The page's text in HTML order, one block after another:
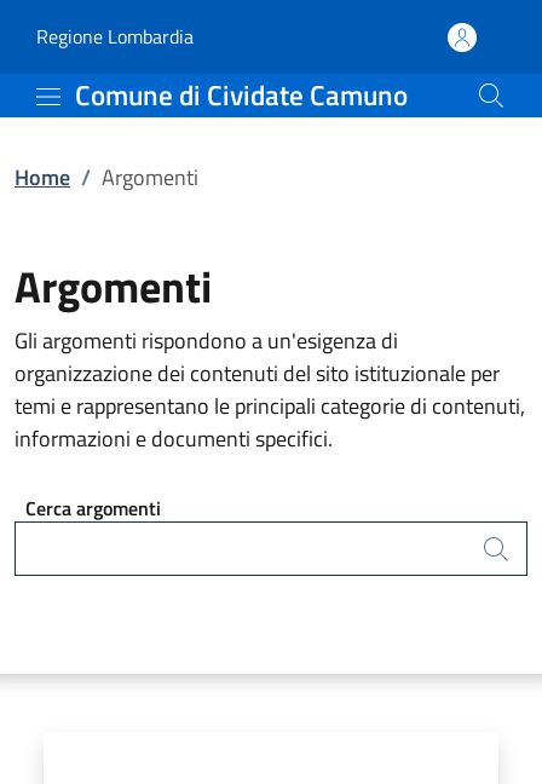
Argomenti | Comune di
Regione Lombardia(apre in un'altra scheda).
Comune di Cividate Camuno
Home / Argomenti
Argomenti
Gli argomenti rispondono a un'esigenza di
organizzazione dei contenuti del sito istituzionale per
temi e rappresentano le principali categorie di contenuti,
informazioni e documenti specifici.
Cerca argomenti
Cerca